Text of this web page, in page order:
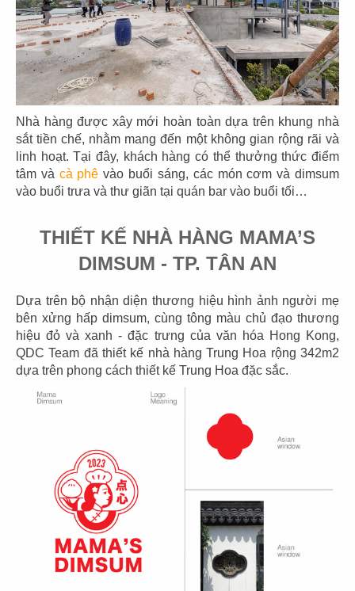
Nhà hàng được xây mới hoàn toàn dựa trên khung nhà
sắt tiền chế, nhằm mang đến một không gian rộng rãi và
linh hoạt. Tại đây, khách hàng có thể thưởng thức điểm
tâm và cà phê vào buổi sáng, các món cơm và dimsum
vào buổi trưa và thư giãn tại quán bar vào buổi tối…
THIẾT KẾ NHÀ HÀNG MAMA’S
DIMSUM - TP. TÂN AN
Dựa trên bộ nhận diện thương hiệu hình ảnh người mẹ
bên xửng hấp dimsum, cùng tông màu chủ đạo thương
hiệu đỏ và xanh - đặc trưng của văn hóa Hong Kong,
QDC Team đã thiết kế nhà hàng Trung Hoa rộng 342m2
dựa trên phong cách thiết kế Trung Hoa đặc sắc.
THI CÔNG NHÀ HÀNG SAN FU LOU -
Chủ đầu tư: D1 Concepts
Diện tích: Tổng 240m2 (Dì Mai và San Fu Lou)
Địa điểm: Vincom Center, 72 Đ. Lê Thánh Tôn, Bến
Nghé, Quận 1